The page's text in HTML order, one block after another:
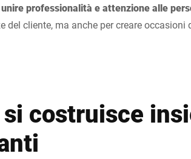
unireprofessionalità e attenzione alle
del cliente, ma anche per creare occasioni
costruisce